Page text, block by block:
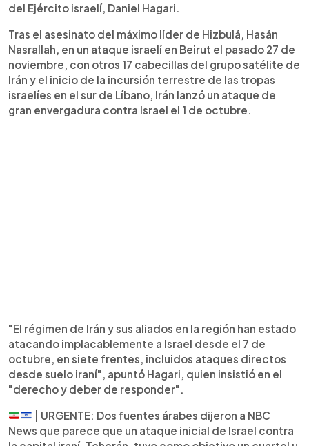
del Ejército israelí, Daniel Hagari.
Tras el asesinato del máximo líder de Hizbulá, Hasán
Nasrallah, en un ataque israelí en Beirut el pasado 27 de
noviembre, con otros 17 cabecillas del grupo satélite de
Irán y el inicio de la incursión terrestre de las tropas
israelíes en el sur de Líbano, Irán lanzó un ataque de
gran envergadura contra Israel el 1 de octubre.
"El régimen de Irán y sus aliados en la región han estado
atacando implacablemente a Israel desde el 7 de
octubre, en siete frentes, incluidos ataques directos
desde suelo iraní", apuntó Hagari, quien insistió en el
"derecho y deber de responder".
| URGENTE: Dos fuentes árabes dijeron a NBC
News que parece que un ataque inicial de Israel contra